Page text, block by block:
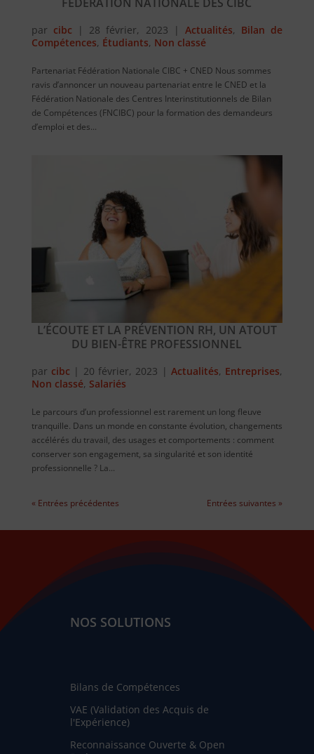
par cibc | 28 février, 2023 | Actualités, Bilan de
Compétences, Étudiants, Non classé
Partenariat Fédération Nationale CIBC + CNED Nous sommes
ravis d’annoncer un nouveau partenariat entre le CNED et la
Fédération Nationale des Centres Interinstitutionnels de Bilan
de Compétences (FNCIBC) pour la formation des demandeurs
d’emploi et des...
L’ÉCOUTE ET LA PRÉVENTION RH, UN ATOUT
DU BIEN-ÊTRE PROFESSIONNEL
par cibc | 20 février, 2023 | Actualités, Entreprises,
Non classé, Salariés
Le parcours d’un professionnel est rarement un long fleuve
tranquille. Dans un monde en constante évolution, changements
accélérés du travail, des usages et comportements : comment
conserver son engagement, sa singularité et son identité
professionnelle ? La...
« Entrées précédentes Entrées suivantes »
NOS SOLUTIONS
Bilans de Compétences
VAE (Validation des Acquis de
l'Expérience)
Reconnaissance Ouverte & Open